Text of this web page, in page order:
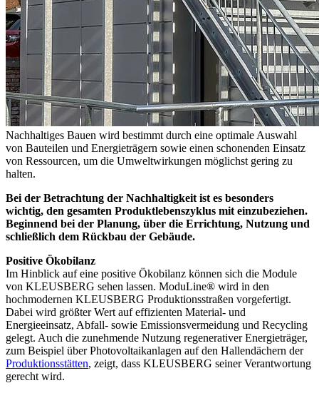
Nachhaltiges Bauen wird bestimmt durch eine optimale Auswahl
von Bauteilen und Energieträgern sowie einen schonenden Einsatz
von Ressourcen, um die Umweltwirkungen möglichst gering zu
halten.
Bei der Betrachtung der Nachhaltigkeit ist es besonders
wichtig, den gesamten Produktlebenszyklus mit einzubeziehen.
Beginnend bei der Planung, über die Errichtung, Nutzung und
schließlich dem Rückbau der Gebäude.
Positive Ökobilanz
Im Hinblick auf eine positive Ökobilanz können sich die Module
von KLEUSBERG sehen lassen. ModuLine® wird in den
hochmodernen KLEUSBERG Produktionsstraßen vorgefertigt.
Dabei wird größter Wert auf effizienten Material- und
Energieeinsatz, Abfall- sowie Emissionsvermeidung und Recycling
gelegt. Auch die zunehmende Nutzung regenerativer Energieträger,
zum Beispiel über Photovoltaikanlagen auf den Hallendächern der
Produktionsstätten, zeigt, dass KLEUSBERG seiner Verantwortung
gerecht wird.